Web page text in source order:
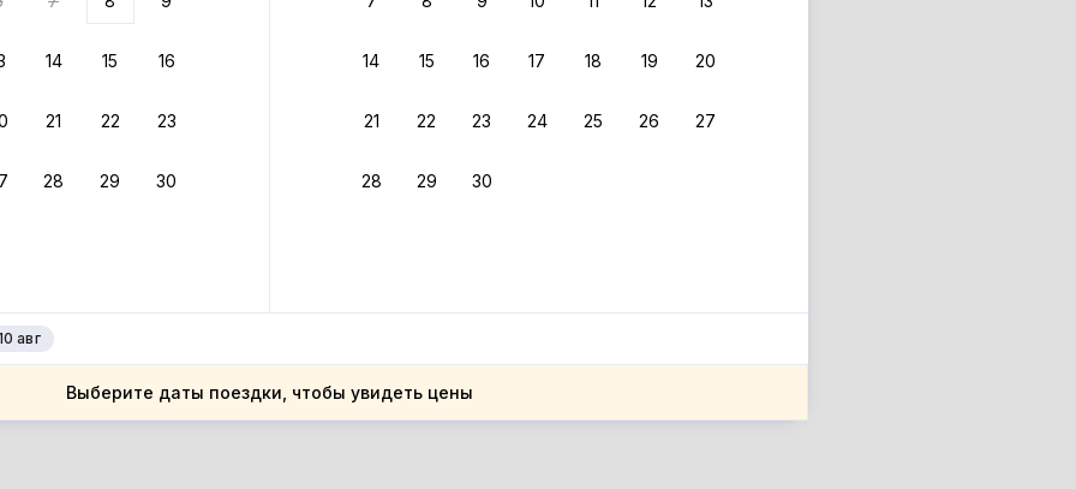
14 15 16
21 22 23
28 29 30
14 15 16 17 18 19 20
21 22 23 24 25 26 27
28 29 30
авг
Выберите даты поездки, чтобы увидеть цены
область